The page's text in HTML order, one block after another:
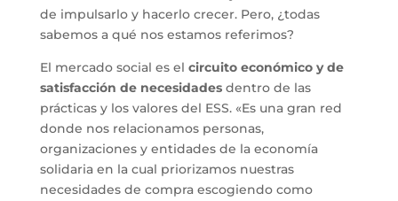
de impulsarlo y hacerlo crecer. Pero, ¿todas
sabemos a qué nos estamos referimos?
El mercado social es el circuito económico y de
satisfacción de necesidadesdentro de las
prácticas y los valores del ESS. «Es una gran red
donde nos relacionamos personas,
organizaciones y entidades de la economía
solidaria en la cual priorizamos nuestras
necesidades de compra escogiendo como